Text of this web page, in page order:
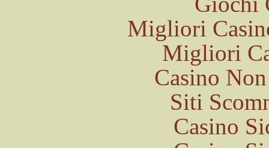
Migliori
Migliori
Casino
Siti
Casino